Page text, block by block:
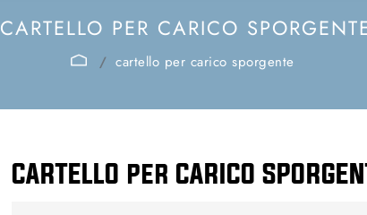
CARTELLO PER CARICO
cartello per carico sporgente
CARTELLO per CARICO